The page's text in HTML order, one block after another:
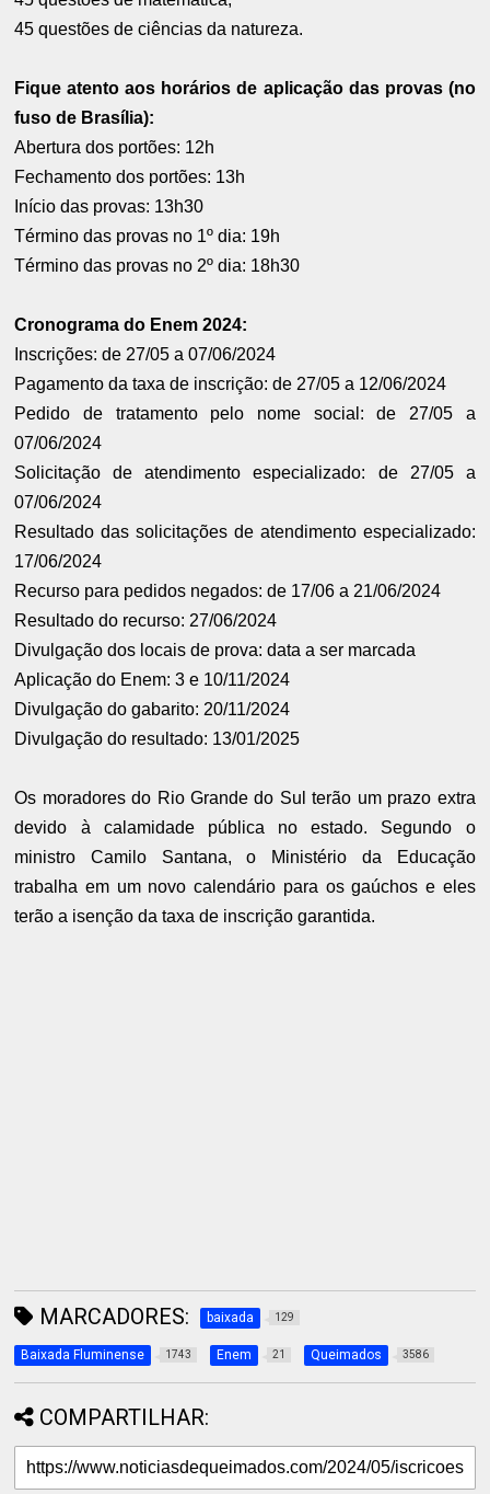
45 questões de ciências da natureza.
Fique atento aos horários de aplicação das provas (no
fuso de Brasília):
Abertura dos portões: 12h
Fechamento dos portões: 13h
Início das provas: 13h30
Término das provas no 1º dia: 19h
Término das provas no 2º dia: 18h30
Cronograma do Enem 2024:
Inscrições: de 27/05 a 07/06/2024
Pagamento da taxa de inscrição: de 27/05 a 12/06/2024
Pedido de tratamento pelo nome social: de 27/05 a
07/06/2024
Solicitação de atendimento especializado: de 27/05 a
07/06/2024
Resultado das solicitações de atendimento especializado:
17/06/2024
Recurso para pedidos negados: de 17/06 a 21/06/2024
Resultado do recurso: 27/06/2024
Divulgação dos locais de prova: data a ser marcada
Aplicação do Enem: 3 e 10/11/2024
Divulgação do gabarito: 20/11/2024
Divulgação do resultado: 13/01/2025
Os moradores do Rio Grande do Sul terão um prazo extra
devido à calamidade pública no estado. Segundo o
ministro Camilo Santana, o Ministério da Educação
trabalha em um novo calendário para os gaúchos e eles
terão a isenção da taxa de inscrição garantida.
MARCADORES: baixada 129
Baixada Fluminense 1743 Enem 21 Queimados 3586
COMPARTILHAR: